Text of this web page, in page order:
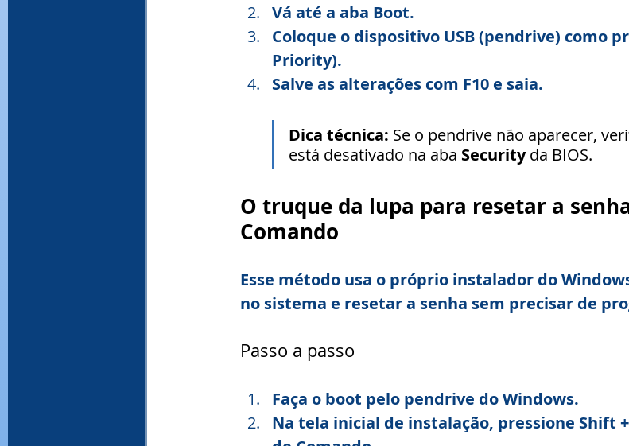
Vá até a aba Boot.
Coloque o dispositivo USB (pendrive) como
Priority).
Salve as alterações com F10 e saia.
Dica técnica: Se o pendrive não aparecer,
está desativado na aba Security da BIOS.
O truque da lupa para resetar a
Comando
Esse método usa o próprio instalador do
no sistema e resetar a senha sem precisar de
Passo a passo
Faça o boot pelo pendrive do Windows.
Na tela inicial de instalação, pressione Shift